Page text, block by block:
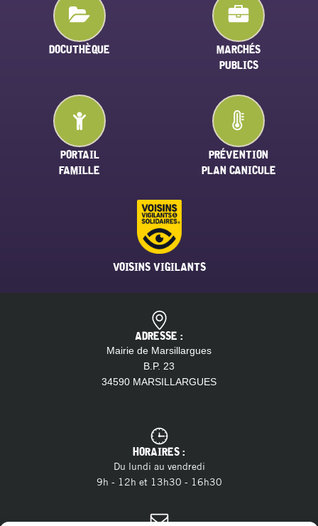
DOCUTHÈQUE
MARCHÉS
PUBLICS
PORTAIL
FAMILLE
PRÉVENTION
PLAN CANICULE
VOISINS VIGILANTS
ADRESSE :
Mairie de Marsillargues
B.P. 23
34590 MARSILLARGUES
HORAIRES :
Du lundi au vendredi
9h - 12h et 13h30 - 16h30